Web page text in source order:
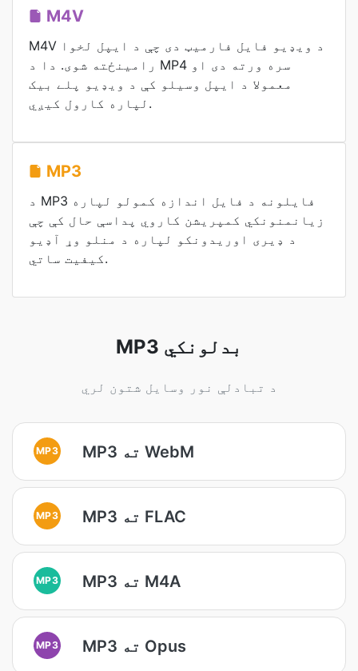
M4V
M4V د ویډیو فایل فارمیټ دی چې د ایپل لخوا
رامینځته شوی. دا د MP4 سره ورته دی او
معمولا د ایپل وسیلو کې د ویډیو پلے بیک
لپاره کارول کیږي.
MP3
د MP3 فایلونه د فایل اندازه کمولو لپاره
زیانمنونکي کمپریشن کاروي پداسې حال کې چې
د ډیری اوریدونکو لپاره د منلو وړ آډیو
کیفیت ساتي.
MP3 بدلونکي
د تبادلې نور وسایل شتون لري
MP3 MP3 ته WebM
MP3 MP3 ته FLAC
MP3 MP3 ته M4A
MP3 MP3 ته Opus